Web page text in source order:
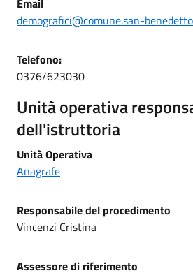
demografici@comune.san-
Telefono:
0376/623030
Unità operativa
dell'istruttoria
Unità Operativa
Anagrafe
Responsabile del procedimento
Vincenzi Cristina
Assessore di riferimento